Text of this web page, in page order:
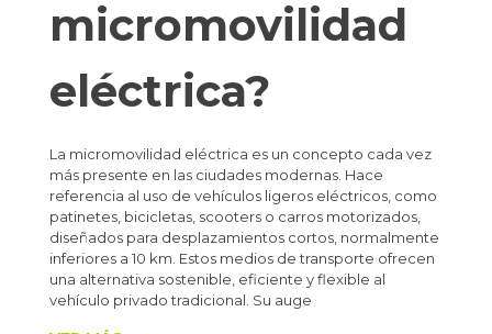
micromovilidad
eléctrica?
La micromovilidad eléctrica es un concepto cada vez
más presente en las ciudades modernas. Hace
referencia al uso de vehículos ligeros eléctricos, como
patinetes, bicicletas, scooters o carros motorizados,
diseñados para desplazamientos cortos, normalmente
inferiores a 10 km. Estos medios de transporte ofrecen
una alternativa sostenible, eficiente y flexible al
vehículo privado tradicional. Su auge